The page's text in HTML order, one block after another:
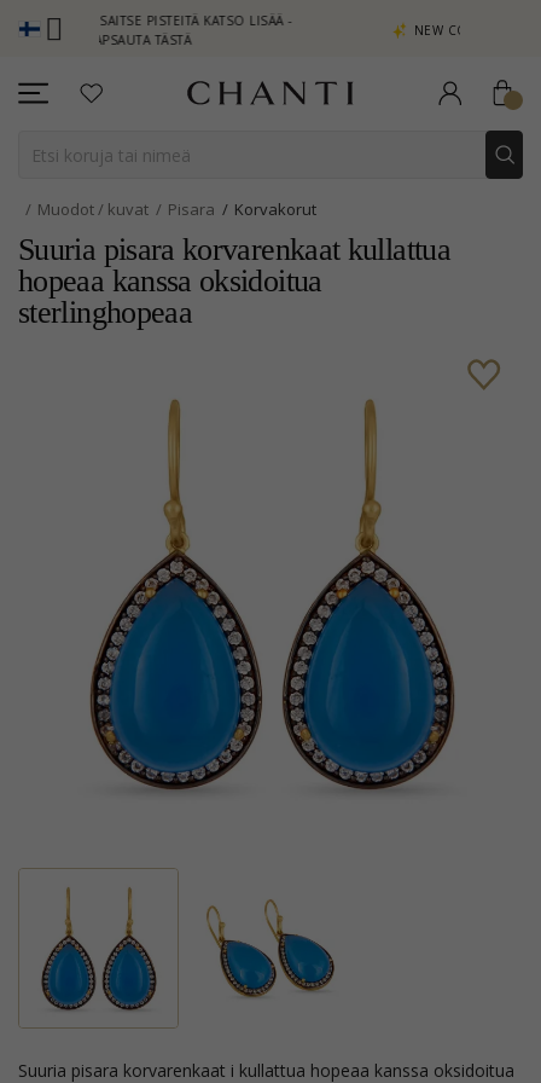
PISTEITÄ KATSO LISÄÄ -
NAPSAUTA TÄSTÄ
NEW COLLECTION | AURA
Muodot / kuvat Pisara Korvakorut
Suuria pisara korvarenkaat kullattua
hopeaa kanssa oksidoitua
sterlinghopeaa
suuria pisara korvarenkaat i kullattua hopeaa kanssa oksidoitua